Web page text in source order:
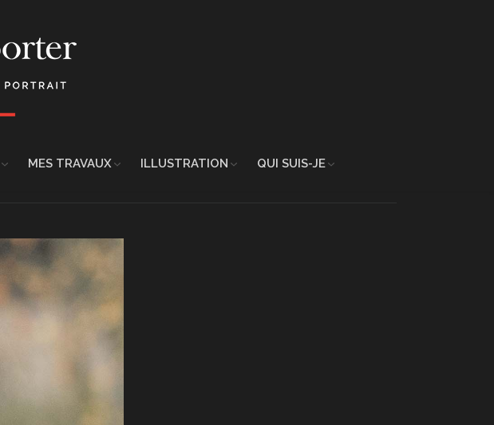
MES TRAVAUX ILLUSTRATION QUI SUIS-JE